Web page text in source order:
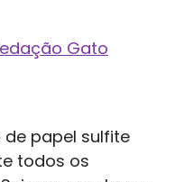
Gato
papel sulfite
todos os